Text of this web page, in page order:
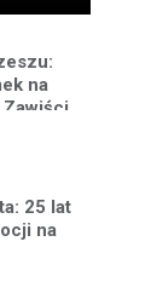
na
Zawiści
25 lat
na